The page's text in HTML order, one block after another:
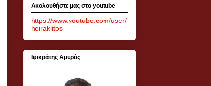
Ακολουθήστε μας στο youtube
https://www.youtube.com/user/
heiraklitos
Ιφικράτης Αμυράς